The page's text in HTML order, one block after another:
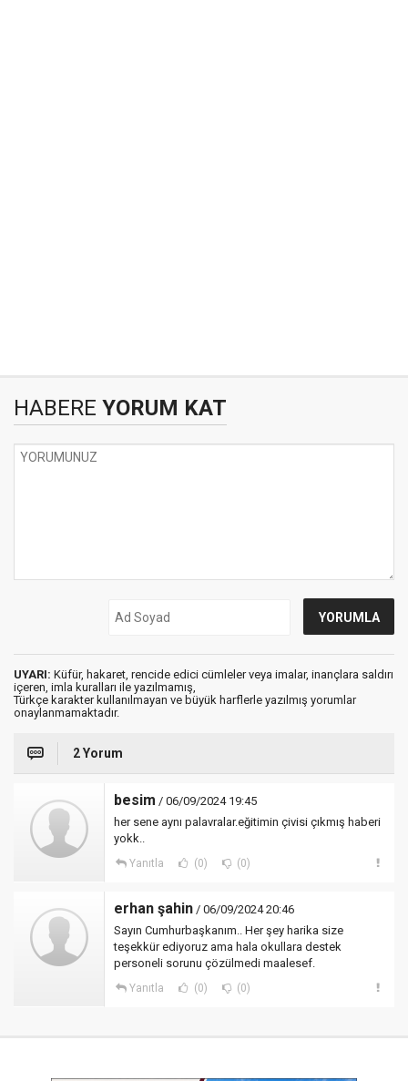
HABERE YORUM KAT
UYARI: Küfür, hakaret, rencide edici cümleler veya imalar, inançlara saldırı
içeren, imla kuralları ile yazılmamış,
Türkçe karakter kullanılmayan ve büyük harflerle yazılmış yorumlar
onaylanmamaktadır.
2 Yorum
besim / 06/09/2024 19:45
her sene aynı palavralar.eğitimin çivisi çıkmış haberi
yokk..
Yanıtla (0) (0)
erhan şahin / 06/09/2024 20:46
Sayın Cumhurbaşkanım.. Her şey harika size
teşekkür ediyoruz ama hala okullara destek
personeli sorunu çözülmedi maalesef.
Yanıtla (0) (0)